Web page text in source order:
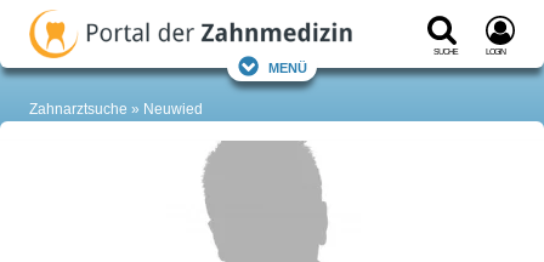
Suche Login
Menü
Zahnarztsuche Neuwied